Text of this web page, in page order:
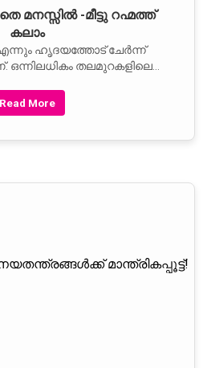
മനസ്സില്‍ -മീട്ടു റഹ്മത്ത്
കലാം
ഹൃദയത്തോട് ചേര്‍ന്ന്
ഒന്നിലധികം തലമുറകളിലെ
Read More